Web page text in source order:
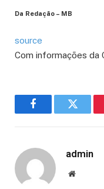
Da Redação – MB
source
Com informações da
FacebookTwitter
admin
Website